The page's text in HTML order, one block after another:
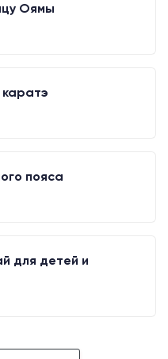
Оямы
пояса
для детей и